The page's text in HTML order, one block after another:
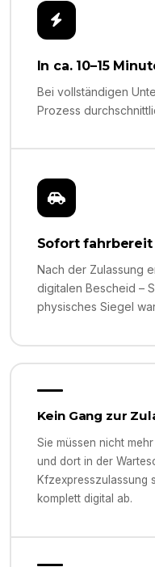
In ca. 10–15
Bei vollständigen
Prozess
Sofort fahrbereit
Nach der Zulassung
digitalen Bescheid –
physisches Siegel
Kein Gang zur
Sie müssen nicht
und dort in der
Kfzexpresszulassung
komplett digital ab.